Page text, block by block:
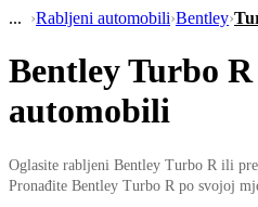
›Rabljeni automobili›Bentley›
Bentley Turbo
automobili
Oglasite rabljeni Bentley Turbo R ili
Pronađite Bentley Turbo R po svojoj